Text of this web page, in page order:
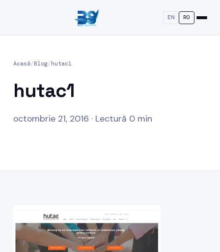
EN RO
Acasă/Blog/hutac1
hutac1
octombrie 21, 2016 · Lectură 0 min